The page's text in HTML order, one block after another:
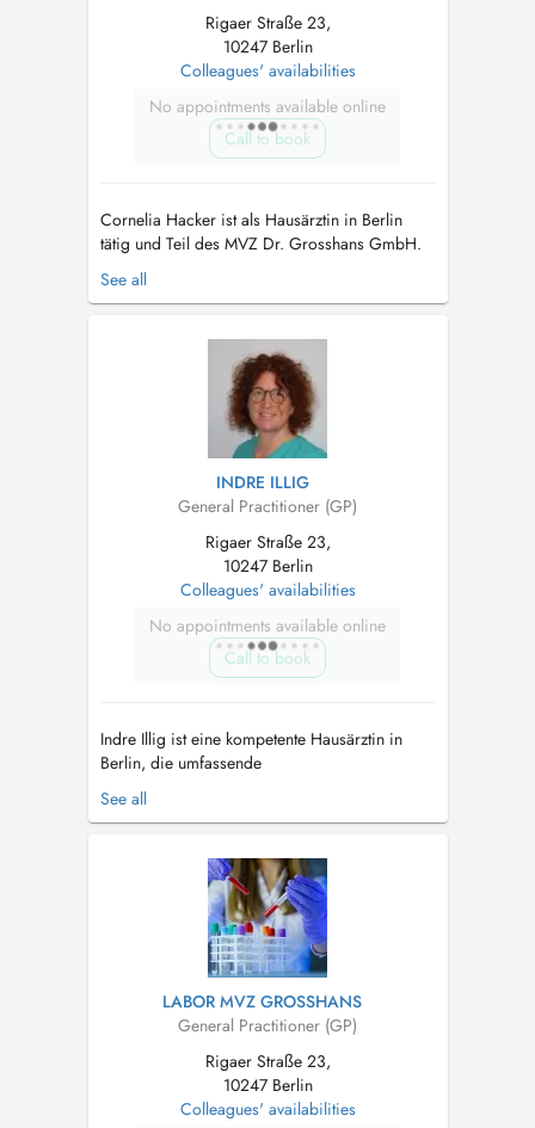
Rigaer Straße 23,
10247 Berlin
Colleagues' availabilities
No appointments available online
Call to book
Cornelia Hacker ist als Hausärztin in Berlin
tätig und Teil des MVZ Dr. Grosshans GmbH.
Sie bietet eine umfassende medizinische
Betreuung für ihre Patienten und legt großen
Gesundheitsversorgung. Ihre Praxis umfasst
allgemeine Gesundheitsvorsorge, die
Behandlung von akute...
See all
INDRE ILLIG
General Practitioner (GP)
Rigaer Straße 23,
10247 Berlin
Colleagues' availabilities
No appointments available online
Call to book
Indre Illig ist eine kompetente Hausärztin in
Berlin, die umfassende
Gesundheitsdienstleistungen für ihre Patienten
anbietet. Als Teil des MVZ Dr. Grosshans
und chronischen Erkrankungen und legt großen
Wert auf eine präventive medizinische
Betreuung. Le...
See all
LABOR MVZ GROSSHANS
General Practitioner (GP)
Rigaer Straße 23,
10247 Berlin
Colleagues' availabilities